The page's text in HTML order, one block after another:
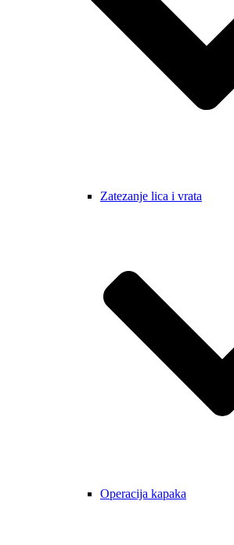
Zatezanje lica i vrata
Operacija kapaka